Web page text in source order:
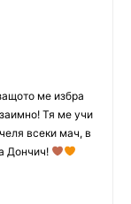
ме избра
Тя ме учи
всеки мач, в
Дончич!